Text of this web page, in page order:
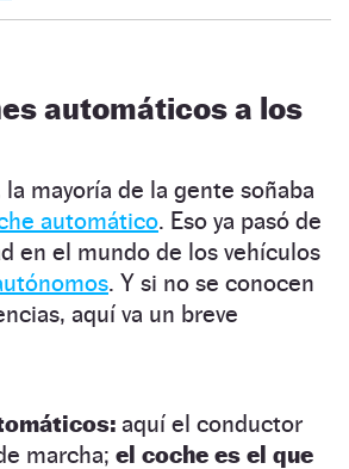
automáticos a los
mayoría de la gente soñaba
automático. Eso ya pasó de
en el mundo de los vehículos
. Y si no se conocen
aquí va un breve
aquí el conductor
marcha; el coche es el que